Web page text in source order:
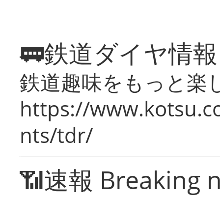
🚃鉄道ダイヤ情
鉄道趣味をもっと楽
https://
nts/tdr/
📶速報 Breaking